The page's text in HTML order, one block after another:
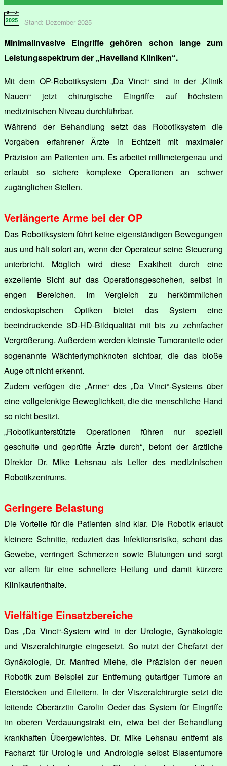
Stand: Dezember 2025
Minimalinvasive Eingriffe gehören schon lange zum
Leistungsspektrum der „Havelland Kliniken“.
Mit dem OP-Robotiksystem „Da Vinci“ sind in der „Klinik
Nauen“ jetzt chirurgische Eingriffe auf höchstem
medizinischen Niveau durchführbar.
Während der Behandlung setzt das Robotiksystem die
Vorgaben erfahrener Ärzte in Echtzeit mit maximaler
Präzision am Patienten um. Es arbeitet millimetergenau und
erlaubt so sichere komplexe Operationen an schwer
zugänglichen Stellen.
Verlängerte Arme bei der OP
Das Robotiksystem führt keine eigenständigen Bewegungen
aus und hält sofort an, wenn der Operateur seine Steuerung
unterbricht. Möglich wird diese Exaktheit durch eine
exzellente Sicht auf das Operationsgeschehen, selbst in
engen Bereichen. Im Vergleich zu herkömmlichen
endoskopischen Optiken bietet das System eine
beeindruckende 3D-HD-Bildqualität mit bis zu zehnfacher
Vergrößerung. Außerdem werden kleinste Tumoranteile oder
sogenannte Wächterlymphknoten sichtbar, die das bloße
Auge oft nicht erkennt.
Zudem verfügen die „Arme“ des „Da Vinci“-Systems über
eine vollgelenkige Beweglichkeit, die die menschliche Hand
so nicht besitzt.
„Robotikunterstützte Operationen führen nur speziell
geschulte und geprüfte Ärzte durch“, betont der ärztliche
Direktor Dr. Mike Lehsnau als Leiter des medizinischen
Robotikzentrums.
Geringere Belastung
Die Vorteile für die Patienten sind klar. Die Robotik erlaubt
kleinere Schnitte, reduziert das Infektionsrisiko, schont das
Gewebe, verringert Schmerzen sowie Blutungen und sorgt
vor allem für eine schnellere Heilung und damit kürzere
Klinikaufenthalte.
Vielfältige Einsatzbereiche
Das „Da Vinci“-System wird in der Urologie, Gynäkologie
und Viszeralchirurgie eingesetzt. So nutzt der Chefarzt der
Gynäkologie, Dr. Manfred Miehe, die Präzision der neuen
Robotik zum Beispiel zur Entfernung gutartiger Tumore an
Eierstöcken und Eileitern. In der Viszeralchirurgie setzt die
leitende Oberärztin Carolin Oeder das System für Eingriffe
im oberen Verdauungstrakt ein, etwa bei der Behandlung
krankhaften Übergewichtes. Dr. Mike Lehsnau entfernt als
Facharzt für Urologie und Andrologie selbst Blasentumore